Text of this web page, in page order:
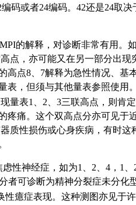
码或者24编码。42还是24取
的解释，对诊断非常有用
点，亦可能又在另一部分出
点8、7解释为急性情况、
，但须与其他量表参照使用。
表1、2、3三联高点，则肯
痛。这个双高点分亦可见
质性损伤或心身疾病，有时
神经症，如为1、2、4，1
者可诊断为精神分裂症未分化型
癔症表现。这种测图亦见于